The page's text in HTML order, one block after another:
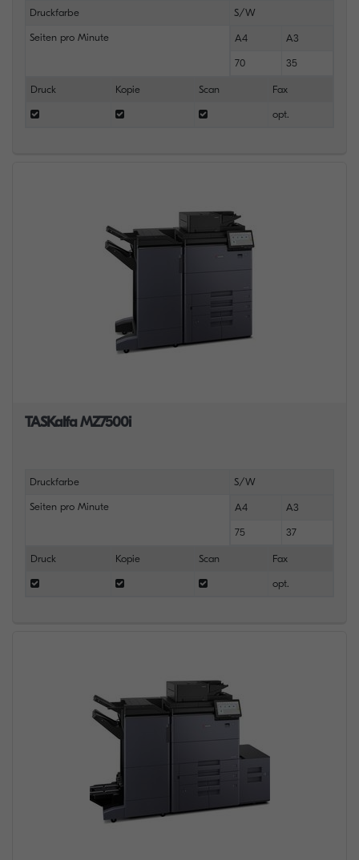
Druckfarbe S/W
Seiten pro Minute A4 A3
70 35
Druck Kopie Scan Fax
opt.
TASKalfa MZ7500i
Druckfarbe S/W
Seiten pro Minute A4 A3
75 37
Druck Kopie Scan Fax
opt.